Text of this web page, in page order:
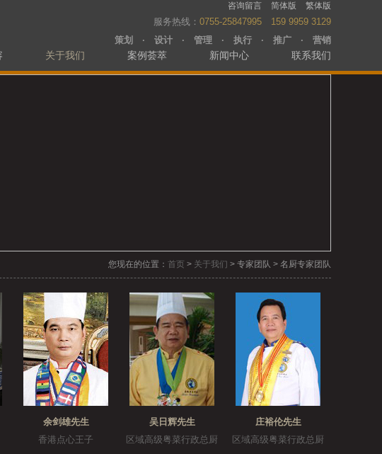
咨询留言 简体版 繁体版
服务热线： 0755-25847995 159 9959 3129
策划 · 设计 · 管理 · 执行 · 推广 · 营销
关于我们 案例荟萃 新闻中心 联系我们
您现在的位置： 首页 > 关于我们 > 专家团队 > 名厨专家团队
余剑雄先生
香港点心王子
吴日辉先生
区域高级粤菜行政总厨
庄裕伦先生
区域高级粤菜行政总厨